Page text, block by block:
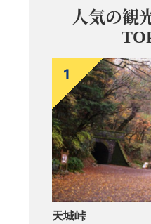
人気の観
天城峠
1